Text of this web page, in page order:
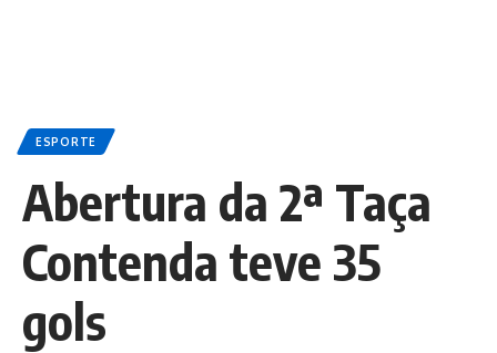
ESPORTE
Abertura da 2ª Taça
Contenda teve 35
gols